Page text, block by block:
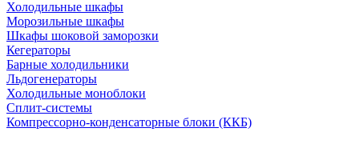
Холодильные шкафы
Морозильные шкафы
Шкафы шоковой заморозки
Кегераторы
Барные холодильники
Льдогенераторы
Холодильные моноблоки
Сплит-системы
Компрессорно-конденсаторные блоки (ККБ)